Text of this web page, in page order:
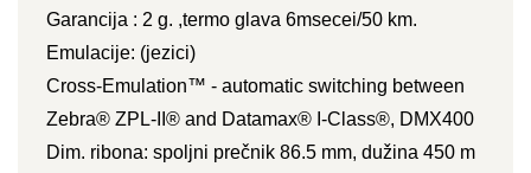
Garancija : 2 g. ,termo glava 6msecei/50 km.
Emulacije: (jezici)
Cross-Emulation™ - automatic switching between
Zebra® ZPL-II® and Datamax® I-Class®, DMX400
Dim. ribona: spoljni prečnik 86.5 mm, dužina 450 m